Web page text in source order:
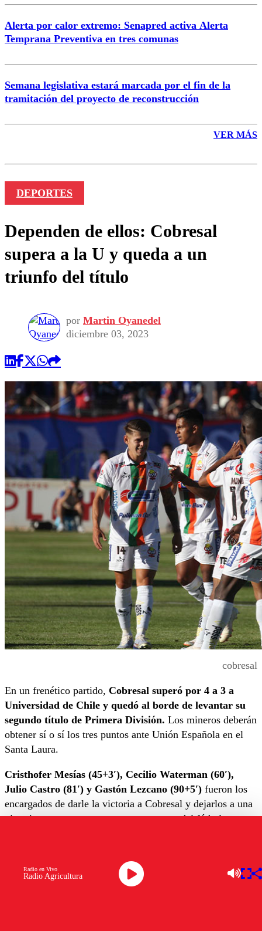
Alerta por calor extremo: Senapred activa Alerta
Temprana Preventiva en tres comunas
Semana legislativa estará marcada por el fin de la
tramitación del proyecto de reconstrucción
VER MÁS
DEPORTES
Dependen de ellos: Cobresal
supera a la U y queda a un
triunfo del título
por Martin Oyanedel
diciembre 03, 2023
cobresal
En un frenético partido, Cobresal superó por 4 a 3 a
Universidad de Chile y quedó al borde de levantar su
segundo título de Primera División. Los mineros deberán
obtener sí o sí los tres puntos ante Unión Española en el
Santa Laura.
Cristhofer Mesías (45+3′), Cecilio Waterman (60′),
Julio Castro (81′) y Gastón Lezcano (90+5′) fueron los
encargados de darle la victoria a Cobresal y dejarlos a una
victoria para coronarse como campeones del fútbol
Cobresal deberá viajar hasta Santiago para
Radio Agricultura
Radio en Vivo